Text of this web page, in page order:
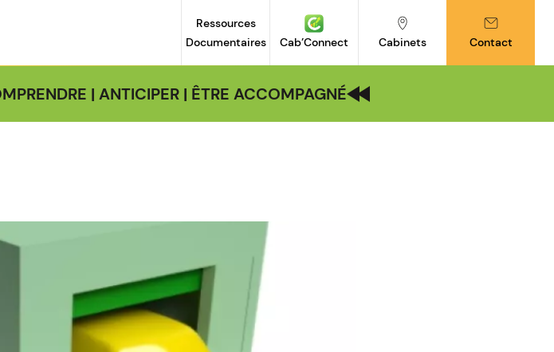
Ressources
Documentaires
Cab’Connect Cabinets Contact
| ANTICIPER | ÊTRE ACCOMPAGNÉ